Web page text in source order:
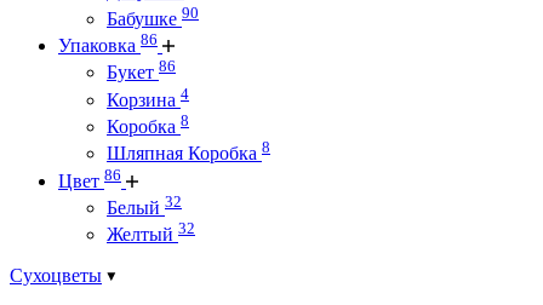
Бабушке 90
Упаковка 86
Букет 86
Корзина 4
Коробка 8
Шляпная Коробка 8
Цвет 86
Белый 32
Желтый 32
Сухоцветы